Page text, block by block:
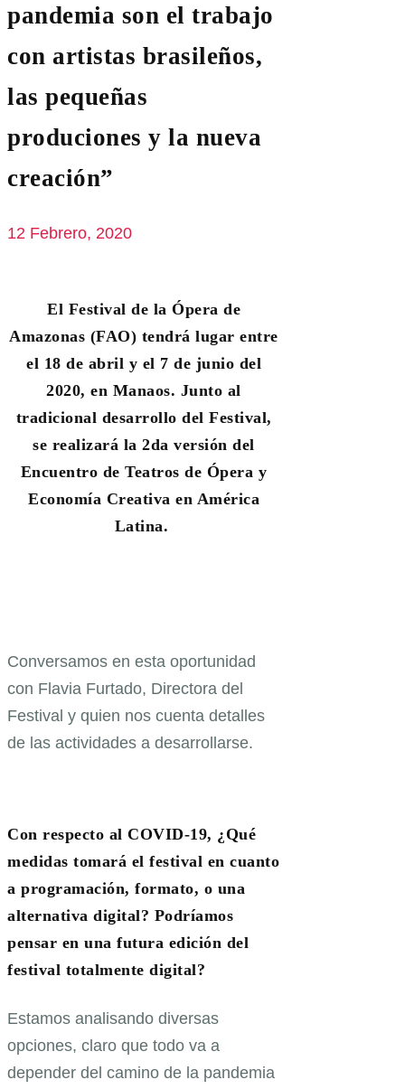
pandemia son el trabajo
con artistas brasileños,
las pequeñas
produciones y la nueva
creación”
12 Febrero, 2020
El Festival de la Ópera de
Amazonas (FAO) tendrá lugar entre
el 18 de abril y el 7 de junio del
2020, en Manaos. Junto al
tradicional desarrollo del Festival,
se realizará la 2da versión del
Encuentro de Teatros de Ópera y
Economía Creativa en América
Latina.
Conversamos en esta oportunidad
con Flavia Furtado, Directora del
Festival y quien nos cuenta detalles
de las actividades a desarrollarse.
Con respecto al COVID-19, ¿Qué
medidas tomará el festival en cuanto
a programación, formato, o una
alternativa digital? Podríamos
pensar en una futura edición del
festival totalmente digital?
Estamos analisando diversas
opciones, claro que todo va a
depender del camino de la pandemia